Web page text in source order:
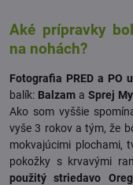
Aké prípravky
na nohách?
Fotografia PRED a PO
balík: Balzam a Sprej
Ako som vyššie
vyše 3 rokov a tým, že
mokvajúcimi plochami,
pokožky s krvavými
použitý striedavo